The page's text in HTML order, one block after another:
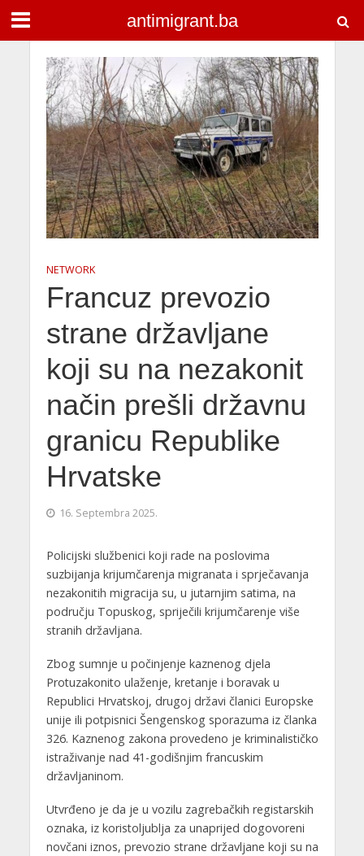
antimigrant.ba
NETWORK
Francuz prevozio
strane državljane
koji su na nezakonit
način prešli državnu
granicu Republike
Hrvatske
16. Septembra 2025.
Policijski službenici koji rade na poslovima
suzbijanja krijumčarenja migranata i sprječavanja
nezakonitih migracija su, u jutarnjim satima, na
području Topuskog, spriječili krijumčarenje više
stranih državljana.
Zbog sumnje u počinjenje kaznenog djela
Protuzakonito ulaženje, kretanje i boravak u
Republici Hrvatskoj, drugoj državi članici Europske
unije ili potpisnici Šengenskog sporazuma iz članka
326. Kaznenog zakona provedeno je kriminalističko
istraživanje nad 41-godišnjim francuskim
državljaninom.
Utvrđeno je da je u vozilu zagrebačkih registarskih
oznaka, iz koristoljublja za unaprijed dogovoreni
novčani iznos, prevozio strane državljane koji su na